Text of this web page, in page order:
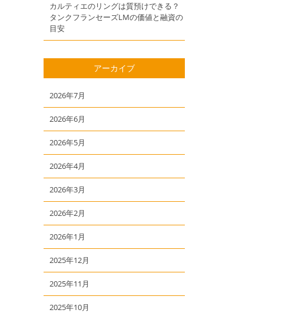
カルティエのリングは質預けできる？
タンクフランセーズLMの価値と融資の
目安
アーカイブ
2026年7月
2026年6月
2026年5月
2026年4月
2026年3月
2026年2月
2026年1月
2025年12月
2025年11月
2025年10月